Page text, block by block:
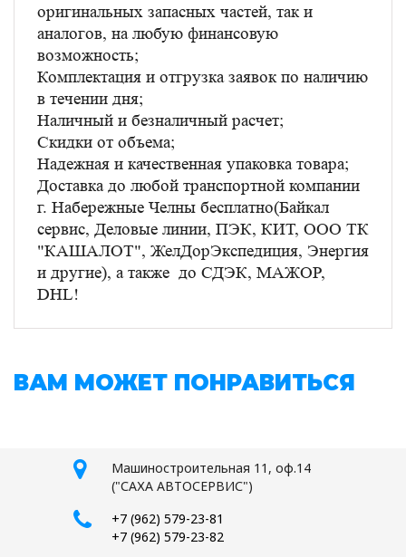
оригинальных запасных частей, так и
аналогов, на любую финансовую
возможность;
Комплектация и отгрузка заявок по наличию
в течении дня;
Наличный и безналичный расчет;
Скидки от объема;
Надежная и качественная упаковка товара;
Доставка до любой транспортной компании
г. Набережные Челны бесплатно(Байкал
сервис, Деловые линии, ПЭК, КИТ, ООО ТК
"КАШАЛОТ", ЖелДорЭкспедиция, Энергия
и другие), а также до СДЭК, МАЖОР,
DHL!
ВАМ МОЖЕТ ПОНРАВИТЬСЯ
Машиностроительная 11, оф.14
("САХА АВТОСЕРВИС")
+7 (962) 579-23-81
+7 (962) 579-23-82